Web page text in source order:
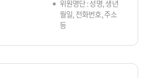
위원명단 : 성명, 생년
월일, 전화번호, 주소
등